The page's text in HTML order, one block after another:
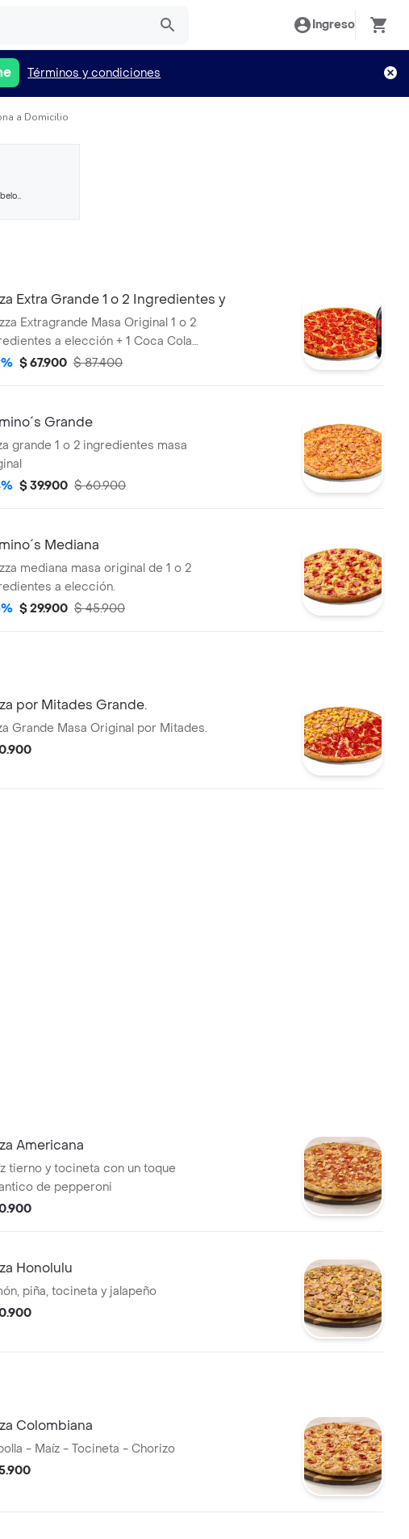
Ingreso
Términos y condiciones
a Domicilio
Extra Grande 1 o 2 Ingredientes y
Extragrande Masa Original 1 o 2
a elección + 1 Coca Cola
1.5L$ 67.900 $ 87.400
Grande
grande 1 o 2 ingredientes masa
$ 39.900 $ 60.900
Mediana
mediana masa original de 1 o 2
a elección.
$ 29.900 $ 45.900
por Mitades Grande.
Grande Masa Original por Mitades.
Americana
tierno y tocineta con un toque
de pepperoni
Honolulu
piña, tocineta y jalapeño
Colombiana
- Maíz - Tocineta - Chorizo